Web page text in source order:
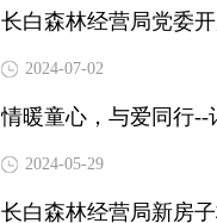
长白森林经营局党委
2024-07-02
情暖童心，与爱同行--
2024-05-29
长白森林经营局新房